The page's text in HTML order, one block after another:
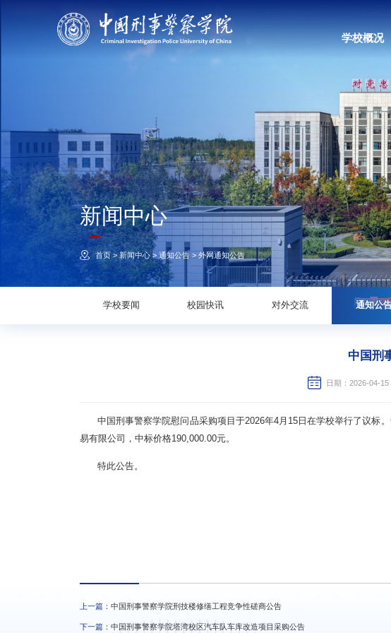
学校概况
新闻中心
首页>新闻中心>通知公告 >外网通知公告
学校要闻 校园快讯 对外交流 通知公
中国刑
日期：2026-04-15
中国刑事警察学院慰问品采购项目于2026年4月15日在学校举行了议标
易有限公司，中标价格190,000.00元。
特此公告。
上一篇： 中国刑事警察学院刑技楼修缮工程竞争性磋商公告
下一篇： 中国刑事警察学院塔湾校区汽车队车库改造项目采购公告